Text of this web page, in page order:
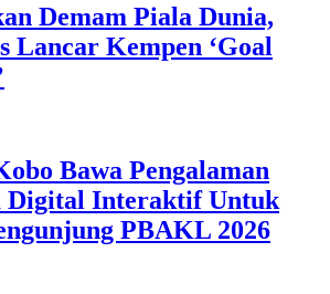
Demam Piala Dunia,
Lancar Kempen ‘Goal
Bawa Pengalaman
Digital Interaktif Untuk
PBAKL 2026